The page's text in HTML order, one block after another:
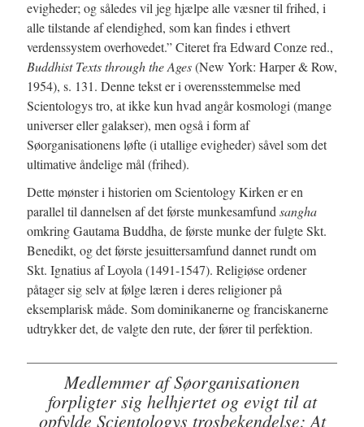
evigheder; og således vil jeg hjælpe alle væsner til frihed, i
alle tilstande af elendighed, som kan findes i ethvert
verdenssystem overhovedet.” Citeret fra Edward Conze red.,
Buddhist Texts through the Ages(New York: Harper & Row,
1954), s. 131. Denne tekst er i overensstemmelse med
Scientologys tro, at ikke kun hvad angår kosmologi (mange
universer eller galakser), men også i form af
Søorganisationens løfte (i utallige evigheder) såvel som det
ultimative åndelige mål (frihed).
Dette mønster i historien om Scientology Kirken er en
parallel til dannelsen af det første munkesamfund sangha
omkring Gautama Buddha, de første munke der fulgte Skt.
Benedikt, og det første jesuittersamfund dannet rundt om
Skt. Ignatius af Loyola (1491-1547). Religiøse ordener
påtager sig selv at følge læren i deres religioner på
eksemplarisk måde. Som dominikanerne og franciskanerne
udtrykker det, de valgte den rute, der fører til perfektion.
Medlemmer af Søorganisationen
forpligter sig helhjertet og evigt til at
opfylde Scientologys trosbekendelse: At